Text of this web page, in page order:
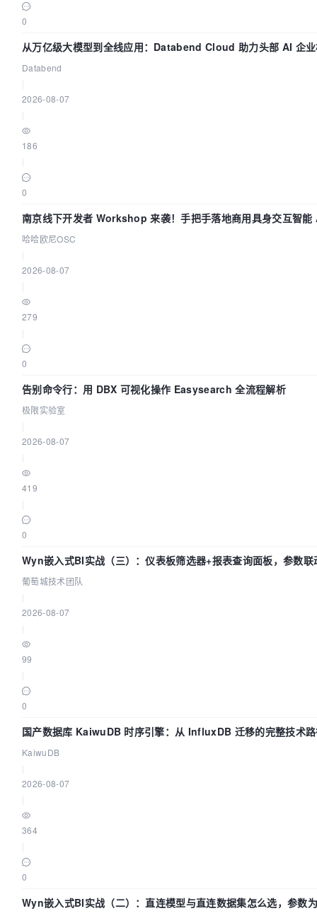
0
从万亿级大模型到全线应用：Databend Cloud 助力头部 AI 企
路 Trace 数据管道
Databend
2026-08-07
186
0
南京线下开发者 Workshop 来袭！手把手落地商用具身交互智
用
哈哈欧尼OSC
2026-08-07
279
0
告别命令行：用 DBX 可视化操作 Easysearch 全流程解析
极限实验室
2026-08-07
419
0
Wyn嵌入式BI实战（三）：仪表板筛选器+报表查询面板，参数联
葡萄城技术团队
2026-08-07
99
0
国产数据库 KaiwuDB 时序引擎：从 InfluxDB 迁移的完整技术
KaiwuDB
2026-08-07
364
0
Wyn嵌入式BI实战（二）：直连模型与直连数据集怎么选，参数